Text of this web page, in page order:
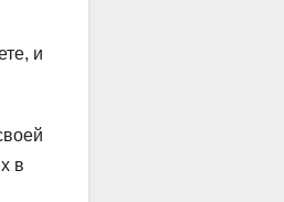
и
в